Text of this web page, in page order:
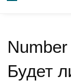
Будет